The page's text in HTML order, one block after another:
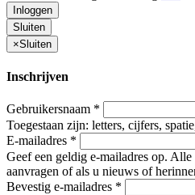
Inloggen
Sluiten
×Sluiten
Inschrijven
Gebruikersnaam *
Toegestaan zijn: letters, cijfers,
E-mailadres *
Geef een geldig e-mailadres op.
aanvragen of als u nieuws of
Bevestig e-mailadres *